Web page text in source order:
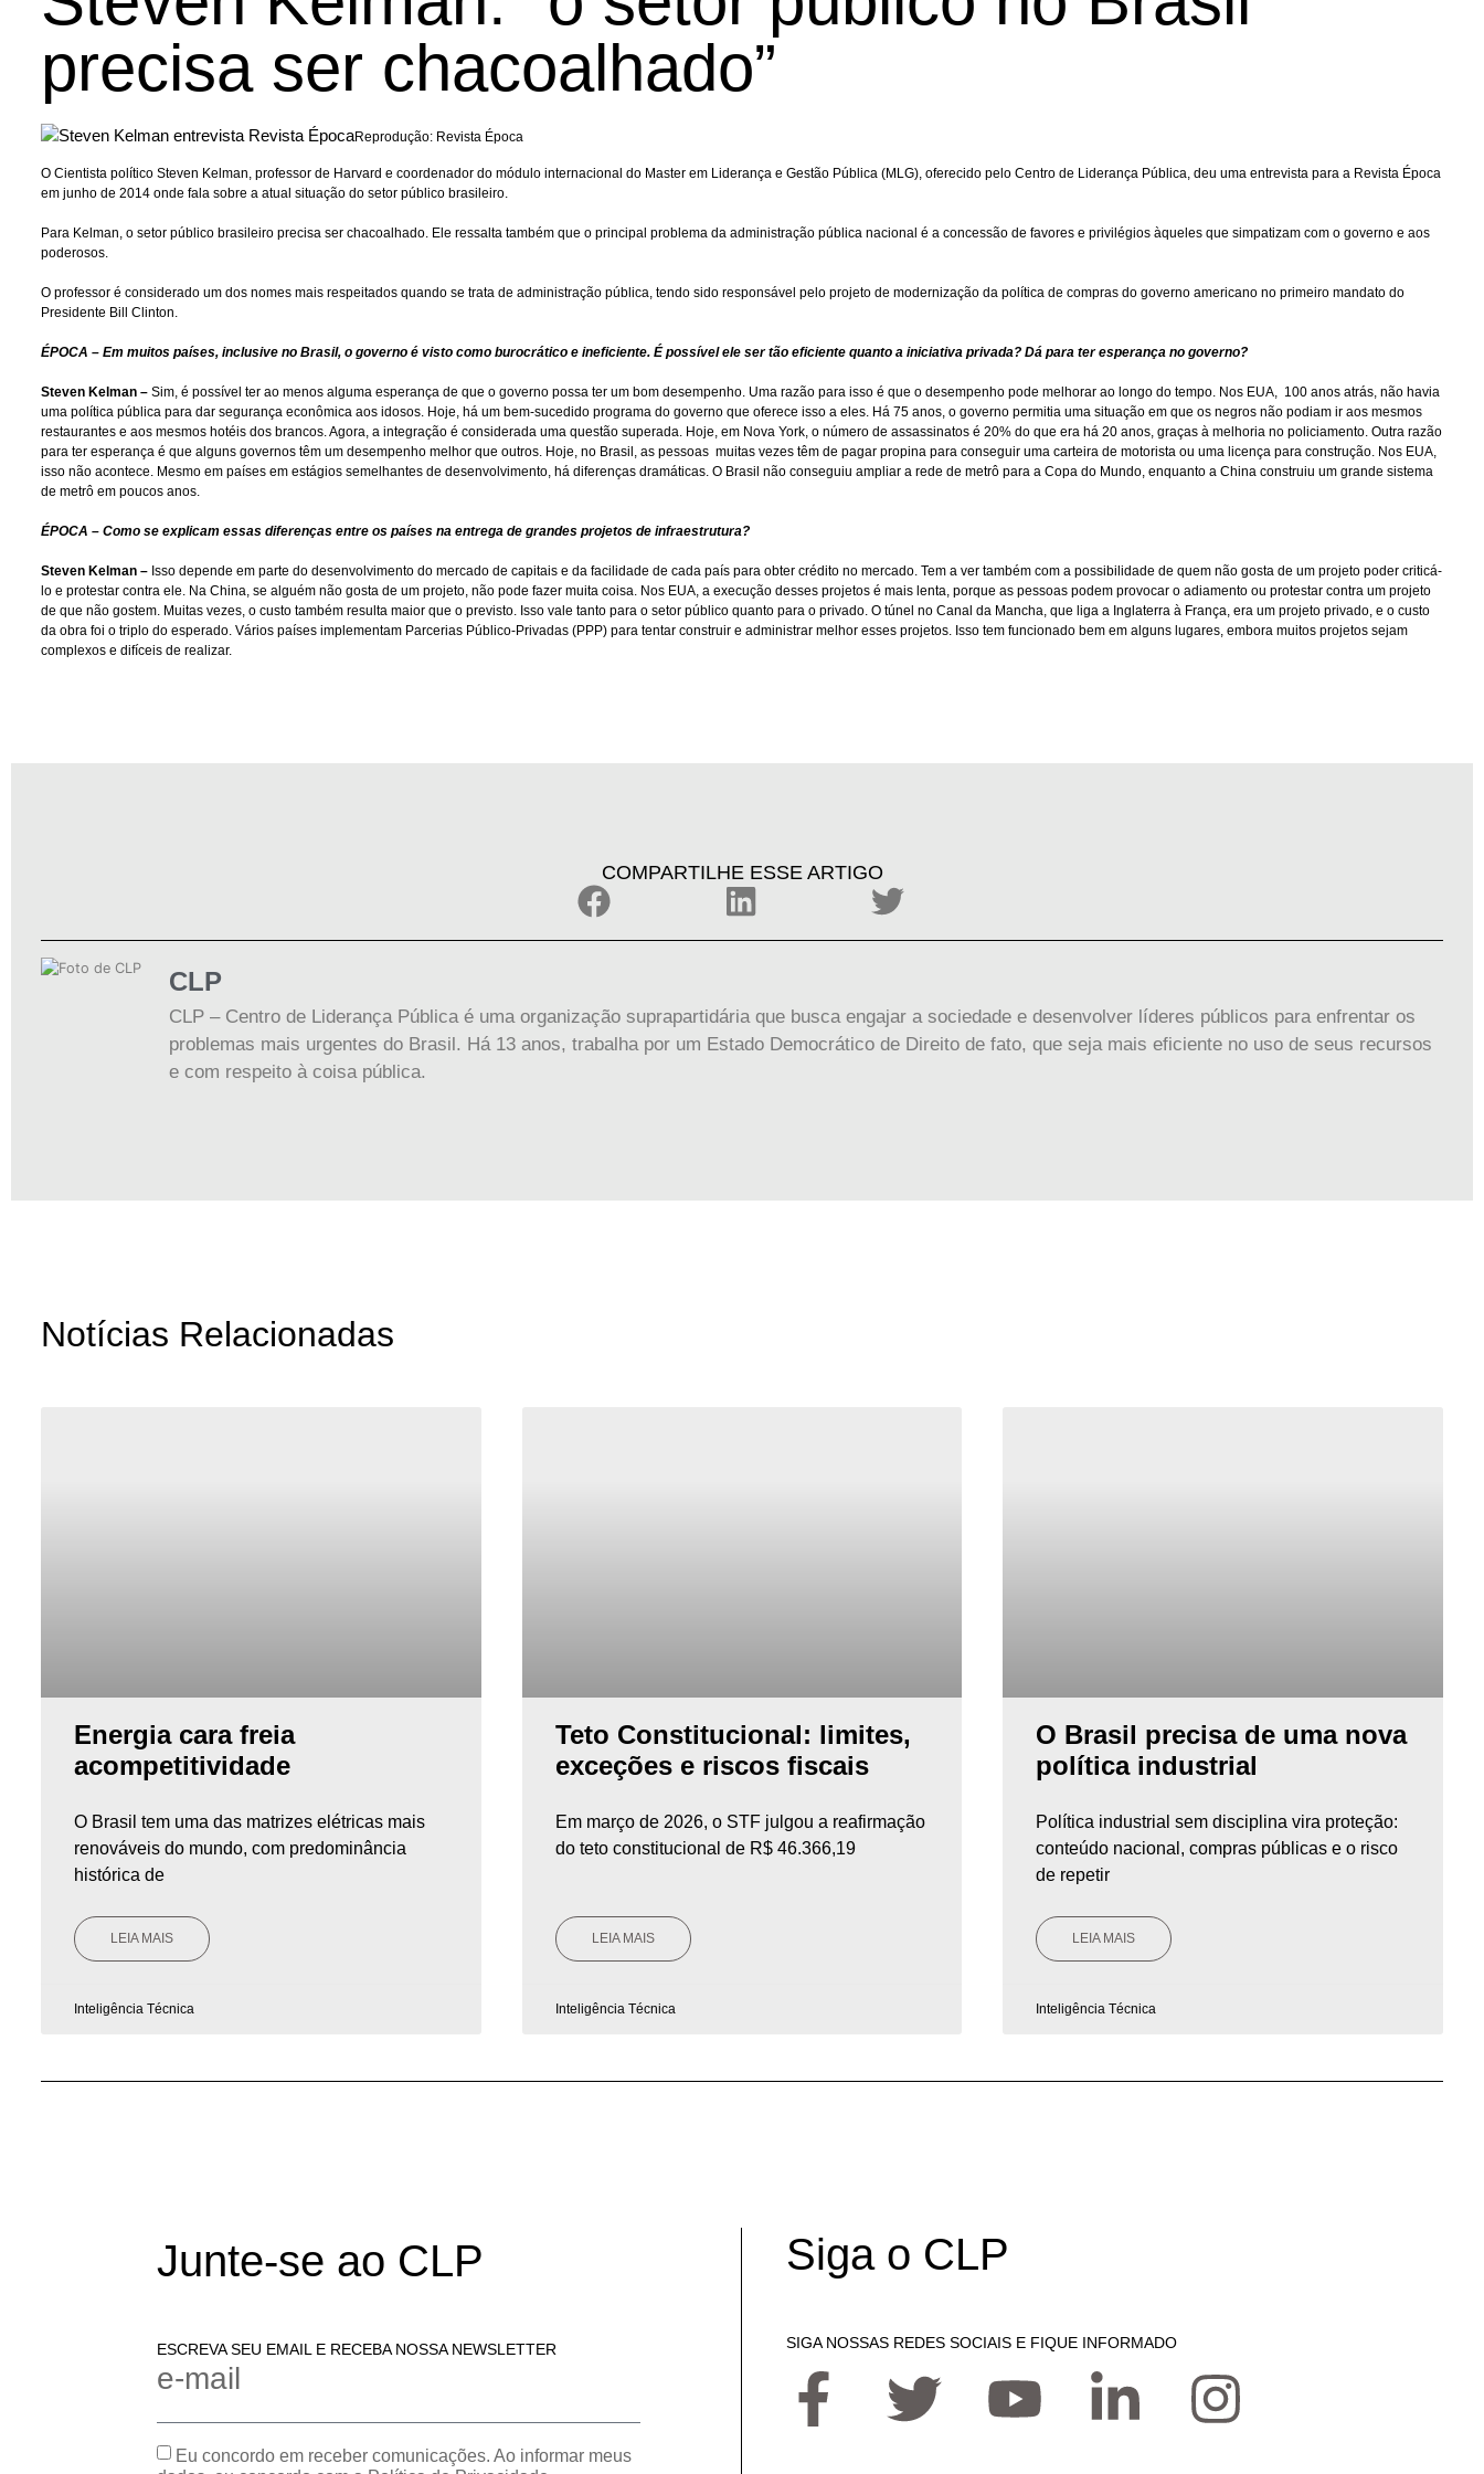
precisa ser chacoalhado”
Reprodução: Revista Época
O Cientista político Steven Kelman, professor de Harvard e coordenador do módulo internacional do Master em Liderança e Gestão Pública (MLG), oferecido pelo Centro de Liderança Pública, deu uma entrevista para a Revista Época
em junho de 2014 onde fala sobre a atual situação do setor público brasileiro.
Para Kelman, o setor público brasileiro precisa ser chacoalhado. Ele ressalta também que o principal problema da administração pública nacional é a concessão de favores e privilégios àqueles que simpatizam com o governo e aos
poderosos.
O professor é considerado um dos nomes mais respeitados quando se trata de administração pública, tendo sido responsável pelo projeto de modernização da política de compras do governo americano no primeiro mandato do
Presidente Bill Clinton.
ÉPOCA – Em muitos países, inclusive no Brasil, o governo é visto como burocrático e ineficiente. É possível ele ser tão eficiente quanto a iniciativa privada? Dá para ter esperança no governo?
Steven Kelman – Sim, é possível ter ao menos alguma esperança de que o governo possa ter um bom desempenho. Uma razão para isso é que o desempenho pode melhorar ao longo do tempo. Nos EUA, 100 anos atrás, não havia
uma política pública para dar segurança econômica aos idosos. Hoje, há um bem-sucedido programa do governo que oferece isso a eles. Há 75 anos, o governo permitia uma situação em que os negros não podiam ir aos mesmos
restaurantes e aos mesmos hotéis dos brancos. Agora, a integração é considerada uma questão superada. Hoje, em Nova York, o número de assassinatos é 20% do que era há 20 anos, graças à melhoria no policiamento. Outra razão
para ter esperança é que alguns governos têm um desempenho melhor que outros. Hoje, no Brasil, as pessoas muitas vezes têm de pagar propina para conseguir uma carteira de motorista ou uma licença para construção. Nos EUA,
isso não acontece. Mesmo em países em estágios semelhantes de desenvolvimento, há diferenças dramáticas. O Brasil não conseguiu ampliar a rede de metrô para a Copa do Mundo, enquanto a China construiu um grande sistema
de metrô em poucos anos.
ÉPOCA – Como se explicam essas diferenças entre os países na entrega de grandes projetos de infraestrutura?
Steven Kelman – Isso depende em parte do desenvolvimento do mercado de capitais e da facilidade de cada país para obter crédito no mercado. Tem a ver também com a possibilidade de quem não gosta de um projeto poder criticá-
lo e protestar contra ele. Na China, se alguém não gosta de um projeto, não pode fazer muita coisa. Nos EUA, a execução desses projetos é mais lenta, porque as pessoas podem provocar o adiamento ou protestar contra um projeto
de que não gostem. Muitas vezes, o custo também resulta maior que o previsto. Isso vale tanto para o setor público quanto para o privado. O túnel no Canal da Mancha, que liga a Inglaterra à França, era um projeto privado, e o custo
da obra foi o triplo do esperado. Vários países implementam Parcerias Público-Privadas (PPP) para tentar construir e administrar melhor esses projetos. Isso tem funcionado bem em alguns lugares, embora muitos projetos sejam
complexos e difíceis de realizar.
COMPARTILHE ESSE ARTIGO
CLP
CLP – Centro de Liderança Pública é uma organização suprapartidária que busca engajar a sociedade e desenvolver líderes públicos para enfrentar os
problemas mais urgentes do Brasil. Há 13 anos, trabalha por um Estado Democrático de Direito de fato, que seja mais eficiente no uso de seus recursos
e com respeito à coisa pública.
Notícias Relacionadas
Energia cara freia
acompetitividade
O Brasil tem uma das matrizes elétricas mais
renováveis do mundo, com predominância
histórica de
LEIA MAIS
Inteligência Técnica
Teto Constitucional: limites,
exceções e riscos fiscais
Em março de 2026, o STF julgou a reafirmação
do teto constitucional de R$ 46.366,19
LEIA MAIS
Inteligência Técnica
O Brasil precisa de uma nova
política industrial
Política industrial sem disciplina vira proteção:
conteúdo nacional, compras públicas e o risco
de repetir
LEIA MAIS
Inteligência Técnica
Junte-se ao CLP
ESCREVA SEU EMAIL E RECEBA NOSSA NEWSLETTER
e-mail
Eu concordo em receber comunicações. Ao informar meus
Siga o CLP
SIGA NOSSAS REDES SOCIAIS E FIQUE INFORMADO